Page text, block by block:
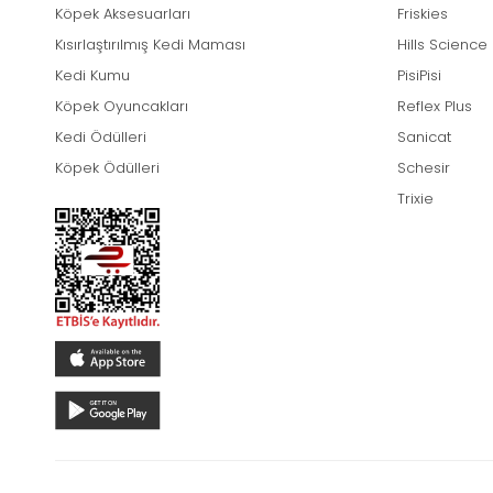
Köpek Aksesuarları
Kısırlaştırılmış Kedi Maması
Kedi Kumu
Köpek Oyuncakları
Kedi Ödülleri
Köpek Ödülleri
Friskies
Hills Science
PisiPisi
Reflex Plus
Sanicat
Schesir
Trixie